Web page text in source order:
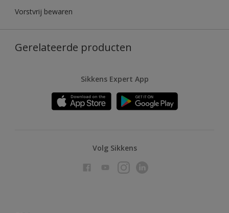
Vorstvrij bewaren
Gerelateerde producten
Sikkens Expert App
Volg Sikkens